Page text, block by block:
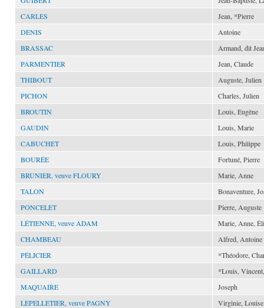
CARLES
Jean, *Pierre
DENIS
Antoine
BRASSAC
Armand, dit
PARMENTIER
Jean, Claude
THIBOUT
Auguste, Julien
PICHON
Charles, Julien
BROUTIN
Louis, Eugène
GAUDIN
Louis, Marie
CABUCHET
Louis, Philippe
BOURÉE
Fortuné, Pierre
BRUNIER, veuve FLOURY
Marie, Anne
TALON
Bonaventure,
PONCELET
Pierre, Auguste
LÉTIENNE, veuve ADAM
Marie, Anne,
CHAMBEAU
Alfred, Antoine
PÉLICIER
*Théodore,
GAILLARD
*Louis,
MAQUAIRE
Joseph
LEPELLETIER, veuve PAGNY
Virginie,